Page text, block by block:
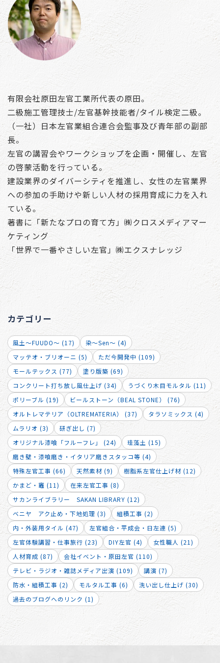
有限会社原田左官工業所代表の原田。
二級施工管理技士/左官基幹技能者/タイル検定二級。
（一社）日本左官業組合連合会監事及び青年部の副部
長。
左官の講習会やワークショップを企画・開催し、左官
の啓蒙活動を行っている。
建設業界のダイバーシティを推進し、女性の左官業界
への参加の手助けや新しい人材の採用育成に力を入れ
ている。
著書に「新たなプロの育て方」㈱クロスメディアマー
ケティング
「世界で一番やさしい左官」㈱エクスナレッジ
カテゴリー
風土～FUUDO～ (17)
染～Sen～ (4)
マッテオ・ブリオーニ (5)
ただ今開発中 (109)
モールテックス (77)
塗り版築 (69)
コンクリート打ち放し風仕上げ (34)
うづくり木目モルタル (11)
ポリーブル (19)
ビールストーン（BEAL STONE） (76)
オルトレマテリア（OLTREMATERIA） (37)
タラソミックス (4)
ムラリオ (3)
研ぎ出し (7)
オリジナル漆喰「フルーフレ」 (24)
珪藻土 (15)
磨き壁・漆喰磨き・イタリア磨きスタッコ等 (4)
特殊左官工事 (66)
天然素材 (9)
樹脂系左官仕上げ材 (12)
かまど・竈 (11)
在来左官工事 (8)
サカンライブラリー SAKAN LIBRARY (12)
ベニヤ アク止め・下地処理 (3)
組積工事 (2)
内・外装用タイル (47)
左官組合・平成会・日左連 (5)
左官体験講習・仕事旅行 (23)
DIY左官 (4)
女性職人 (21)
人材育成 (87)
会社イベント・原田左官 (110)
テレビ・ラジオ・雑誌メディア出演 (109)
講演 (7)
防水・組積工事 (2)
モルタル工事 (6)
洗い出し仕上げ (30)
過去のブログへのリンク (1)